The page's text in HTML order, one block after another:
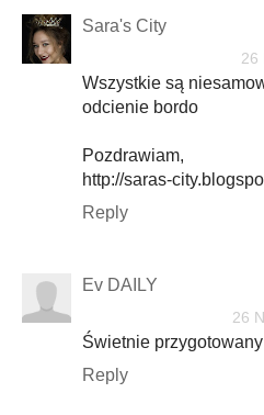
Sara's City
26
Wszystkie są
odcienie bordo
Pozdrawiam,
http://saras-
Reply
Ev DAILY
26
Świetnie
Reply